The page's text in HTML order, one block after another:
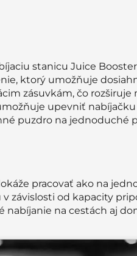
stanicu Juice
ktorý umožňuje
zásuvkám, čo rozširuje
upevniť
puzdro na jednoduché
pracovať ako na
od kapacity
na cestách aj